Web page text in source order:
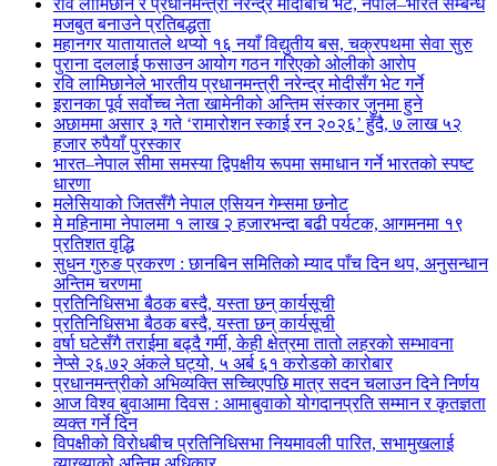
रवि लामिछाने र प्रधानमन्त्री नरेन्द्र मोदीबीच भेट, नेपाल–भारत सम्बन्ध
मजबुत बनाउने प्रतिबद्धता
महानगर यातायातले थप्यो १६ नयाँ विद्युतीय बस, चक्रपथमा सेवा सुरु
पुराना दललाई फसाउन आयोग गठन गरिएको ओलीको आरोप
रवि लामिछानेले भारतीय प्रधानमन्त्री नरेन्द्र मोदीसँग भेट गर्ने
इरानका पूर्व सर्वोच्च नेता खामेनीको अन्तिम संस्कार जुनमा हुने
अछाममा असार ३ गते ‘रामारोशन स्काई रन २०२६’ हुँदै, ७ लाख ५२
हजार रुपैयाँ पुरस्कार
भारत–नेपाल सीमा समस्या द्विपक्षीय रूपमा समाधान गर्ने भारतको स्पष्ट
धारणा
मलेसियाको जितसँगै नेपाल एसियन गेम्समा छनोट
मे महिनामा नेपालमा १ लाख २ हजारभन्दा बढी पर्यटक, आगमनमा १९
प्रतिशत वृद्धि
सुधन गुरुङ प्रकरण : छानबिन समितिको म्याद पाँच दिन थप, अनुसन्धान
अन्तिम चरणमा
प्रतिनिधिसभा बैठक बस्दै, यस्ता छन् कार्यसूची
प्रतिनिधिसभा बैठक बस्दै, यस्ता छन् कार्यसूची
वर्षा घटेसँगै तराईमा बढ्दै गर्मी, केही क्षेत्रमा तातो लहरको सम्भावना
नेप्से २६.७२ अंकले घट्यो, ५ अर्ब ६१ करोडको कारोबार
प्रधानमन्त्रीको अभिव्यक्ति सच्चिएपछि मात्र सदन चलाउन दिने निर्णय
आज विश्व बुवाआमा दिवस : आमाबुवाको योगदानप्रति सम्मान र कृतज्ञता
व्यक्त गर्ने दिन
विपक्षीको विरोधबीच प्रतिनिधिसभा नियमावली पारित, सभामुखलाई